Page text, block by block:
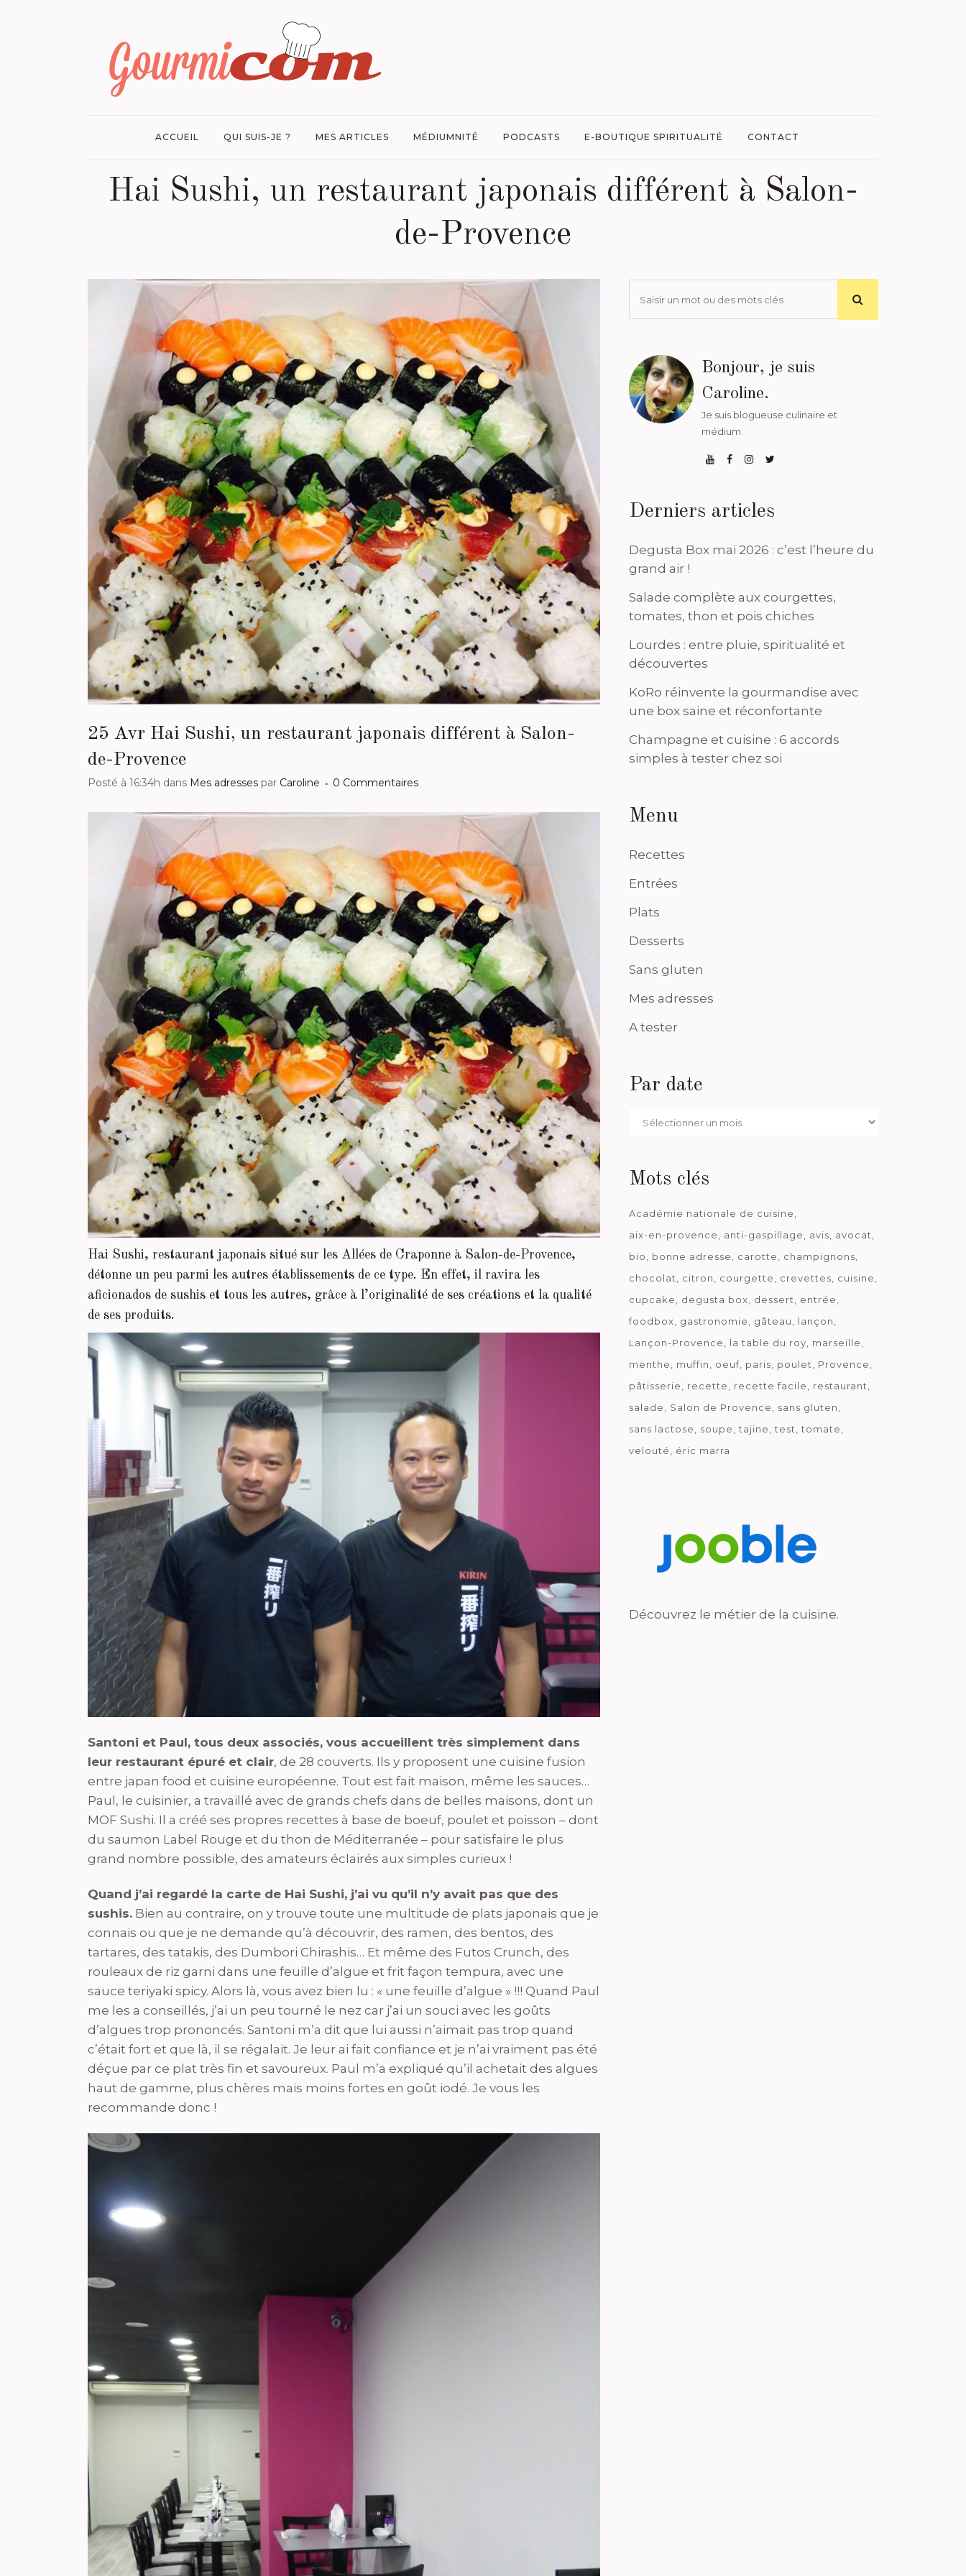
ACCUEIL QUI SUIS-JE ? MES ARTICLES MÉDIUMNITÉ PODCASTS E-BOUTIQUE SPIRITUALITÉ CONTACT
Hai Sushi, un restaurant japonais différent à Salon-
de-Provence
25 Avr Hai Sushi, un restaurant japonais différent à Salon-
de-Provence
Posté à 16:34h dans Mes adresses par Caroline 0 Commentaires
Hai Sushi, restaurant japonais situé sur les Allées de Craponne à Salon-de-Provence,
détonne un peu parmi les autres établissements de ce type. En effet, il ravira les
aficionados de sushis et tous les autres, grâce à l’originalité de ses créations et la qualité
de ses produits.
Santoni et Paul, tous deux associés, vous accueillent très simplement dans
leur restaurant épuré et clair, de 28 couverts. Ils y proposent une cuisine fusion
entre japan food et cuisine européenne. Tout est fait maison, même les sauces…
Paul, le cuisinier, a travaillé avec de grands chefs dans de belles maisons, dont un
MOF Sushi. Il a créé ses propres recettes à base de boeuf, poulet et poisson – dont
du saumon Label Rouge et du thon de Méditerranée – pour satisfaire le plus
grand nombre possible, des amateurs éclairés aux simples curieux !
Quand j’ai regardé la carte de Hai Sushi, j’ai vu qu’il n’y avait pas que des
sushis. Bien au contraire, on y trouve toute une multitude de plats japonais que je
connais ou que je ne demande qu’à découvrir, des ramen, des bentos, des
tartares, des tatakis, des Dumbori Chirashis… Et même des Futos Crunch, des
rouleaux de riz garni dans une feuille d’algue et frit façon tempura, avec une
sauce teriyaki spicy. Alors là, vous avez bien lu : « une feuille d’algue » !!! Quand Paul
me les a conseillés, j’ai un peu tourné le nez car j’ai un souci avec les goûts
d’algues trop prononcés. Santoni m’a dit que lui aussi n’aimait pas trop quand
c’était fort et que là, il se régalait. Je leur ai fait confiance et je n’ai vraiment pas été
déçue par ce plat très fin et savoureux. Paul m’a expliqué qu’il achetait des algues
haut de gamme, plus chères mais moins fortes en goût iodé. Je vous les
recommande donc !
Bonjour, je suis
Caroline.
Je suis blogueuse culinaire et
médium.
Derniers articles
Degusta Box mai 2026 : c’est l’heure du
grand air !
Salade complète aux courgettes,
tomates, thon et pois chiches
Lourdes : entre pluie, spiritualité et
découvertes
KoRo réinvente la gourmandise avec
une box saine et réconfortante
Champagne et cuisine : 6 accords
simples à tester chez soi
Menu
Recettes
Entrées
Plats
Desserts
Sans gluten
Mes adresses
A tester
Par date
Par
Mots clés
Académie nationale de cuisine
aix-en-provence
anti-gaspillage avis
avocat
bio
bonne adresse carotte
champignons
chocolat
citron courgette crevettes
cuisine
cupcake
degusta box dessert
entrée
foodbox
gastronomie gâteau
lançon
Lançon-Provence
la table du roy
marseille
menthe
muffin oeuf paris poulet
Provence
pâtisserie
recette recette facile
restaurant
salade
Salon de Provence
sans gluten
sans lactose
soupe tajine test
tomate
velouté
éric marra
Découvrez le métier de la cuisine.